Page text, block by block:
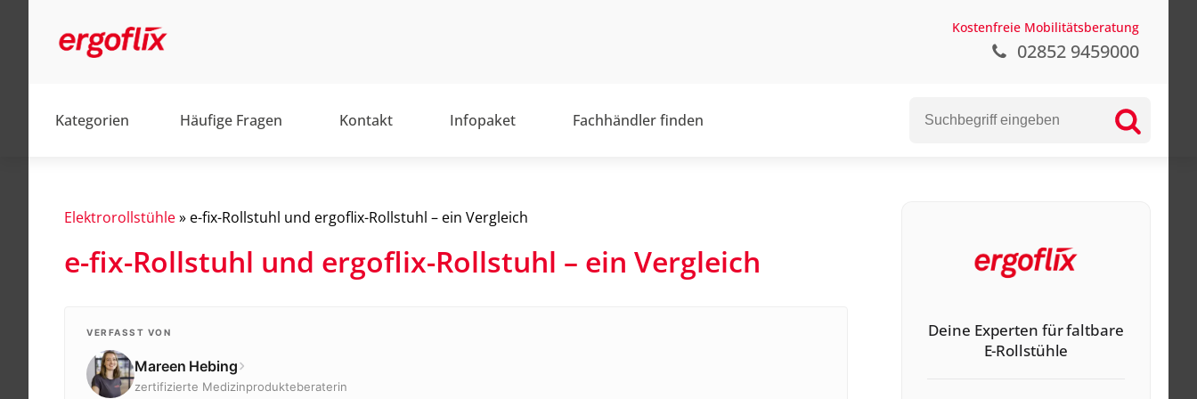
Kostenfreie Mobilitätsberatung
02852 9459000
Kategorien Häufige Fragen Kontakt Infopaket Fachhändler finden
Alltag
Elektromobile
Elektrorollstühle
Elektrorollstühle» e-fix-Rollstuhl und ergoflix-Rollstuhl – ein Vergleich
e-fix-Rollstuhl und ergoflix-Rollstuhl – ein Vergleich
VERFASST VON
Mareen Hebing
zertifizierte Medizinprodukteberaterin
Deine Experten für faltbare
E-Rollstühle